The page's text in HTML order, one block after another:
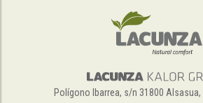
Polígono Ibarrea, s/n 31800 Alsasua,